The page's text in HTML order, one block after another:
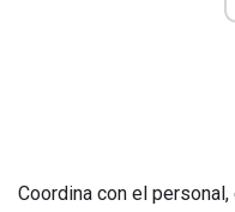
Coordina con el